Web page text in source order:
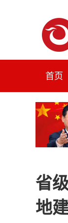
首页
省
地